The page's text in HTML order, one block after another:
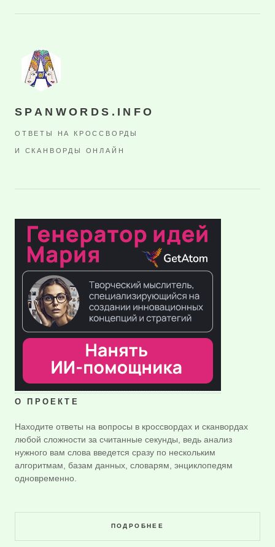
SPANWORDS.INFO
ОТВЕТЫ НА КРОССВОРДЫ
И СКАНВОРДЫ ОНЛАЙН
О ПРОЕКТЕ
Находите ответы на вопросы в кроссвордах и сканвордах
любой сложности за считанные секунды, ведь анализ
нужного вам слова введется сразу по нескольким
алгоритмам, базам данных, словарям, энциклопедям
одновременно.
ПОДРОБНЕЕ